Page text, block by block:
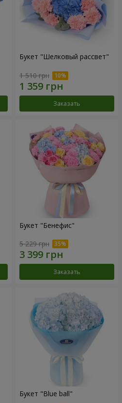
Букет "Шелковый рассвет"
1 510 грн
Заказать
Букет "Бенефис"
5 229 грн
Заказать
Букет "Blue ball"